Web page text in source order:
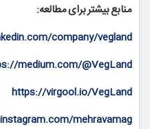
منابع بیشتر برای مطالعه:
company/vegland
medium.com/@VegLand
https://virgool.io/VegLand
mehravamag